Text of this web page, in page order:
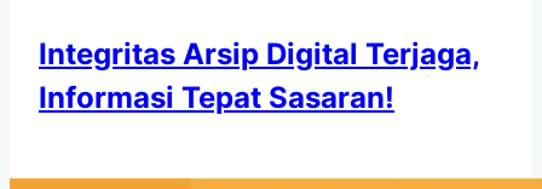
Integritas Arsip Digital Terjaga,
Informasi Tepat Sasaran!